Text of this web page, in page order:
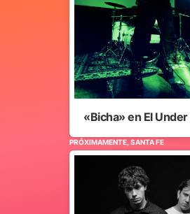
«Bicha» en El Under
PRÓXIMAMENTE, SANTA FE